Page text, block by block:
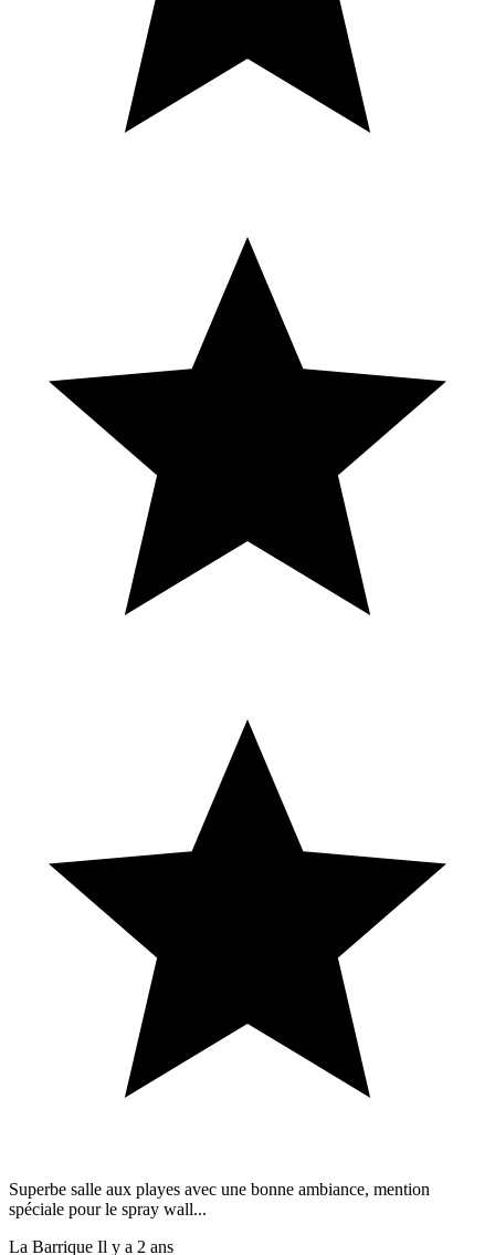
Superbe salle aux playes avec une bonne ambiance, mention
spéciale pour le spray wall...
La Barrique Il y a 2 ans